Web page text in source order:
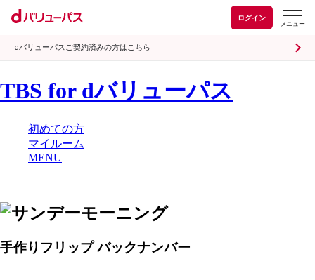
ログイン
dバリューパスご契約済みの方はこちら
TBS for dバリューパス
初めての方
マイルーム
MENU
手作りフリップ バックナンバー